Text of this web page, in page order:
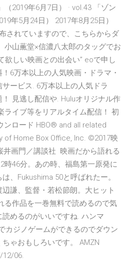
2019年6月7日） · vol.43 「ゾン
年5月24日） 2017年8月25日）
されていますので、こちらからダ
小山薫堂×信濃八太郎のタッグでお
欲しい映画との出会い” eoで申し
6万本以上の人気映画・ドラマ・
ービス. 6万本以上の人気ドラ
見逃し配信や. Huluオリジナル作
ライブ等をリアルタイム配信！ 初
ンロード HBO® and all related
Home Box Office, Inc. ©2017映
画門／講談社 映画だから語れる
時46分。あの時、福島第一原発に
、Fukushima 50と呼ばれたー。
謙、監督・若松節朗。大ヒット
る作品を一巻無料で読めるので気
めるのがいいですね. ハンマ
カジノゲームができるのでダウン
ゃおもしろいです。 AMZN
12/06.